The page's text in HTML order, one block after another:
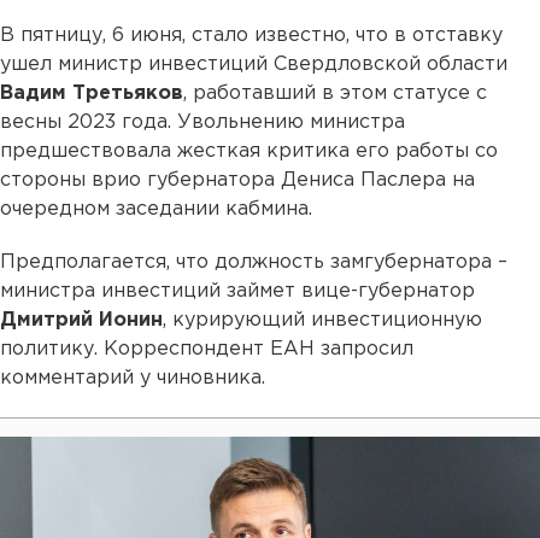
В пятницу, 6 июня, стало известно, что в отставку
ушел министр инвестиций Свердловской области
Вадим Третьяков, работавший в этом статусе с
весны 2023 года. Увольнению министра
предшествовала жесткая критика его работы со
стороны врио губернатора Дениса Паслера на
очередном заседании кабмина.
Предполагается, что должность замгубернатора –
министра инвестиций займет вице-губернатор
Дмитрий Ионин, курирующий инвестиционную
политику. Корреспондент ЕАН запросил
комментарий у чиновника.